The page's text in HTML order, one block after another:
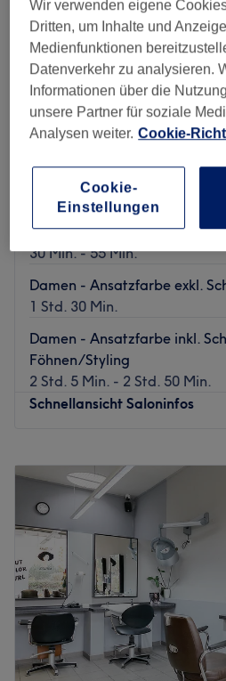
Lege Artis Friseurkunst
301
Spandau, Berlin
Auf Karte
Damen - Glossing
30 Min. - 55 Min.
Damen - Ansatzfarbe exkl.
1 Std. 30 Min.
Damen - Ansatzfarbe inkl.
Föhnen/Styling
2 Std. 5 Min. - 2 Std. 50 Min.
Schnellansicht Saloninfos
Dienstag
Mittwoch
Donnerstag
Freitag
Samstag
Sonntag
Willkommen bei Lege Artis
Bei uns stehen SieundIhr Haar
Wir verwenden eigene
Dritten, um Inhalte und
Medienfunktionen
Datenverkehr zu analysieren.
Informationen über die
unsere Partner für soziale
Analysen weiter. Cookie-
Cookie-
Einstellungen